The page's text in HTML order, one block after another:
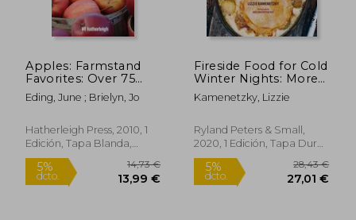
Apples: Farmstand
Favorites: Over 75
Farm-Fresh Recipes
(en Inglés)
Eding, June ; Brielyn, Jo
Hatherleigh Press, 2010, 1
Edición, Tapa Blanda,
Nuevo
Fireside Food for Cold
Winter Nights: More
Than 75 Comforting
and Warming Recipes
Kamenetzky, Lizzie
Ryland Peters & Small,
2020, 1 Edición, Tapa Dura,
Nuevo